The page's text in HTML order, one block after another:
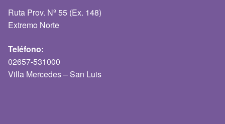
Ruta Prov. Nº 55 (Ex. 148)
Extremo Norte
Teléfono:
02657-531000
Villa Mercedes – San Luis